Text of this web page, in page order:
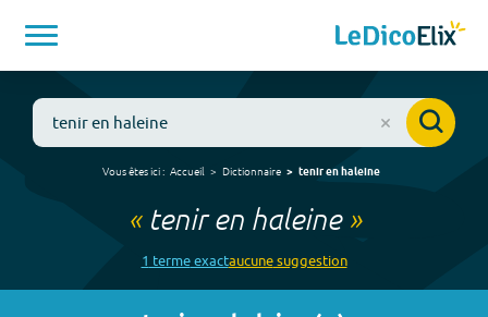
Vous êtes ici : Accueil Dictionnaire tenir en haleine
« tenir en haleine»
1 termeexactaucunesuggestion